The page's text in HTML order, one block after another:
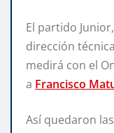
El partido
dirección
medirá con el
a Francisco
Así quedaron